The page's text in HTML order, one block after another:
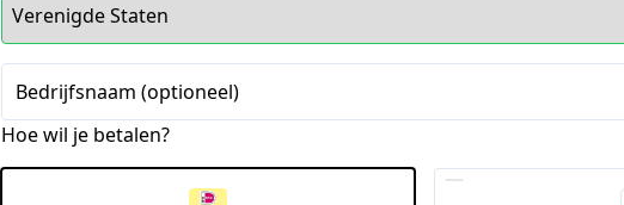
Bedrijfsnaam (optioneel)
Hoe wil je betalen?